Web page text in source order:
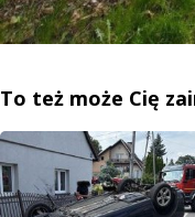
To też może Cię